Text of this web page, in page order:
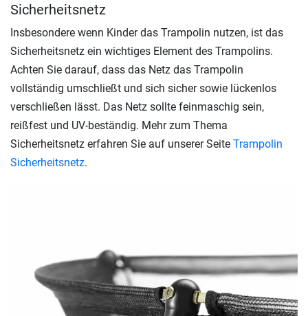
Sicherheitsnetz
Insbesondere wenn Kinder das Trampolin nutzen, ist das
Sicherheitsnetz ein wichtiges Element des Trampolins.
Achten Sie darauf, dass das Netz das Trampolin
vollständig umschließt und sich sicher sowie lückenlos
verschließen lässt. Das Netz sollte feinmaschig sein,
reißfest und UV-beständig. Mehr zum Thema
Sicherheitsnetz erfahren Sie auf unserer Seite Trampolin
Sicherheitsnetz.